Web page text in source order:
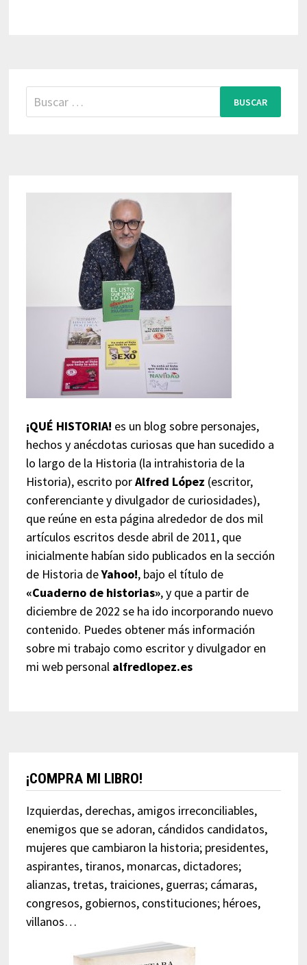
Buscar:
¡QUÉ HISTORIA! es un blog sobre personajes,
hechos y anécdotas curiosas que han sucedido a
lo largo de la Historia (la intrahistoria de la
Historia), escrito porAlfred López (escritor,
conferenciante y divulgador de curiosidades),
que reúne en esta página alrededor de dos mil
artículos escritos desde abril de 2011, que
inicialmente habían sido publicados en la sección
de Historia deYahoo!, bajo el título de
«Cuaderno de historias», y que a partir de
diciembre de 2022 se ha ido incorporando nuevo
contenido. Puedes obtener más información
sobre mi trabajo como escritor y divulgador en
mi web personal alfredlopez.es
¡COMPRA MI LIBRO!
Izquierdas, derechas, amigos irreconciliables,
enemigos que se adoran, cándidos candidatos,
mujeres que cambiaron la historia; presidentes,
aspirantes, tiranos, monarcas, dictadores;
alianzas, tretas, traiciones, guerras; cámaras,
congresos, gobiernos, constituciones; héroes,
villanos…